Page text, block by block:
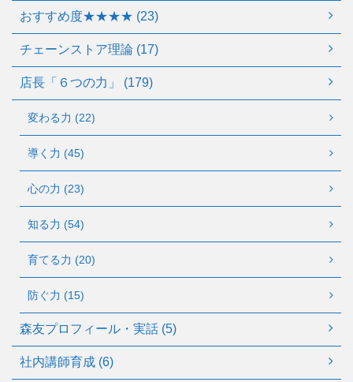
おすすめ度★★★★ (23)
チェーンストア理論 (17)
店長「６つの力」 (179)
変わる力 (22)
導く力 (45)
心の力 (23)
知る力 (54)
育てる力 (20)
防ぐ力 (15)
森友プロフィール・実話 (5)
社内講師育成 (6)